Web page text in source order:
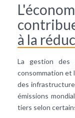
à la
La gestion des
consommation et
des
émissions
tiers selon